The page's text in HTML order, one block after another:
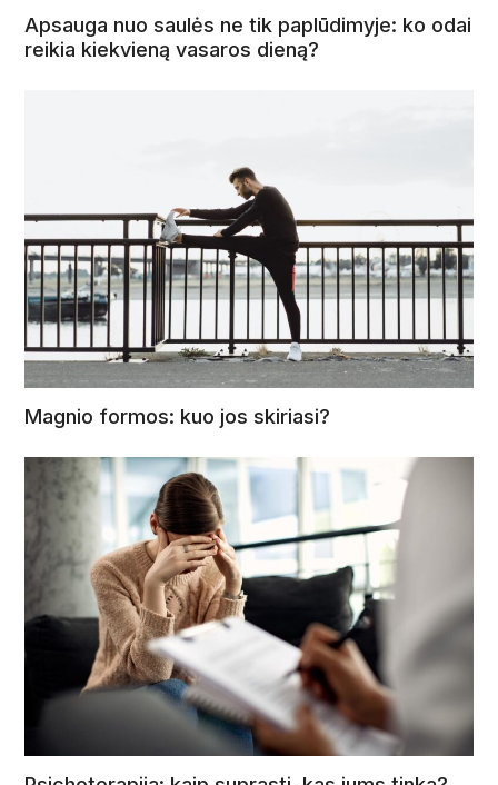
Apsauga nuo saulės ne tik paplūdimyje: ko odai
reikia kiekvieną vasaros dieną?
Magnio formos: kuo jos skiriasi?